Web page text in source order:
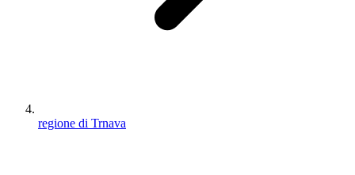
regione di Trnava